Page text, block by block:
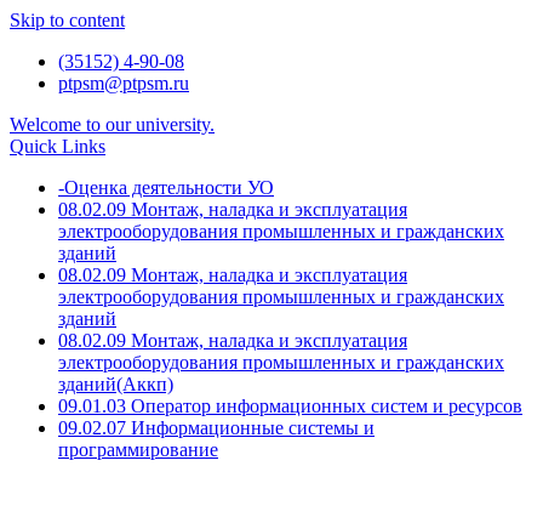
Skip to content
(35152) 4-90-08
ptpsm@ptpsm.ru
Welcome to our university.
Quick Links
-Оценка деятельности УО
08.02.09 Монтаж, наладка и эксплуатация
электрооборудования промышленных и гражданских
зданий
08.02.09 Монтаж, наладка и эксплуатация
электрооборудования промышленных и гражданских
зданий
08.02.09 Монтаж, наладка и эксплуатация
электрооборудования промышленных и гражданских
зданий(Аккп)
09.01.03 Оператор информационных систем и ресурсов
09.02.07 Информационные системы и
программирование